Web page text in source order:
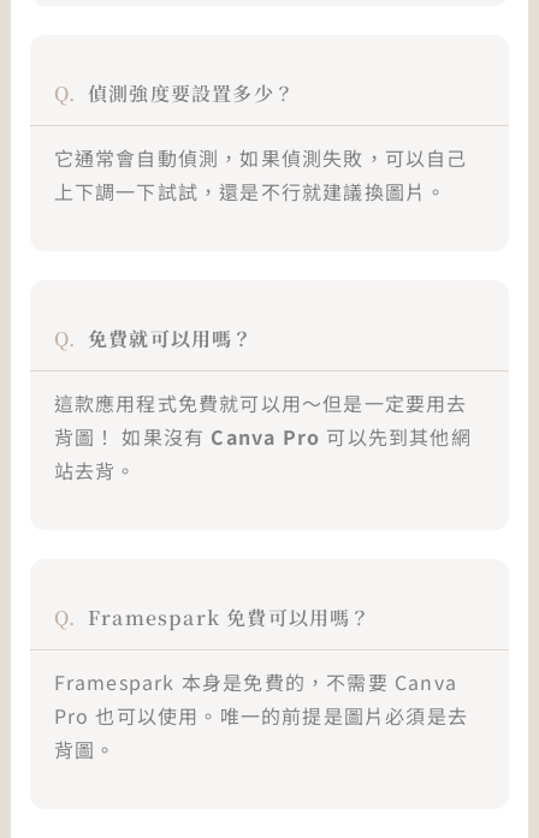
偵測強度要設置多少？
它通常會自動偵測，如果偵測失敗，可以自己
上下調一下試試，還是不行就建議換圖片。
免費就可以用嗎？
這款應用程式免費就可以用～但是一定要用去
背圖！ 如果沒有 Canva Pro 可以先到其他網
站去背。
Framespark 免費可以用嗎？
Framespark 本身是免費的，不需要 Canva
Pro 也可以使用。唯一的前提是圖片必須是去
背圖。